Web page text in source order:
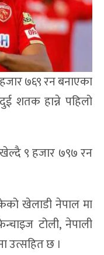
७६९ रन बनाएका
शतक हान्ने पहिलो
९ हजार ७९७ रन
खेलाडी नेपाल मा
टोली, नेपाली
उत्सहित छ ।